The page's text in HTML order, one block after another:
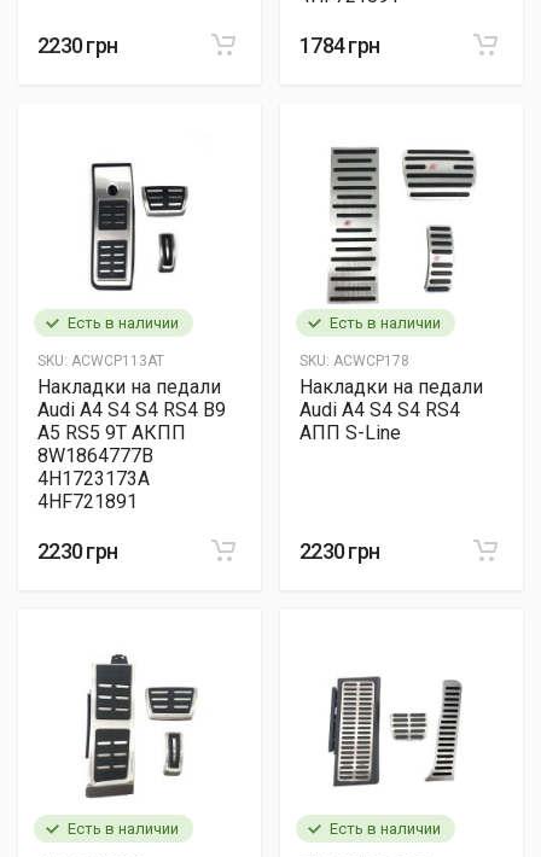
2230 грн 1784 грн
Есть в наличии
SKU: ACWCP113AT
Накладки на педали
Audi A4 S4 S4 RS4 B9
A5 RS5 9T АКПП
8W1864777B
4H1723173A
4HF721891
2230 грн
Есть в наличии
SKU: ACWCP178
Накладки на педали
Audi A4 S4 S4 RS4
АПП S-Line
2230 грн
Есть в наличии Есть в наличии